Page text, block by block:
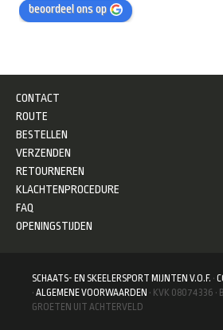
beoordeel ons op
CONTACT
ROUTE
BESTELLEN
VERZENDEN
RETOURNEREN
KLACHTENPROCEDURE
FAQ
OPENINGSTIJDEN
SCHAATS- EN SKEELERSPORT MIJNTEN V.O.F. ·
· ALGEMENE VOORWAARDEN · KVK 08074336 ·
GROETEN UIT ACHTERVELD